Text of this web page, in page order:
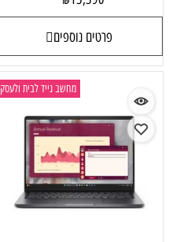
פרטים נוספים
מחשב נייד לבית ולעסק